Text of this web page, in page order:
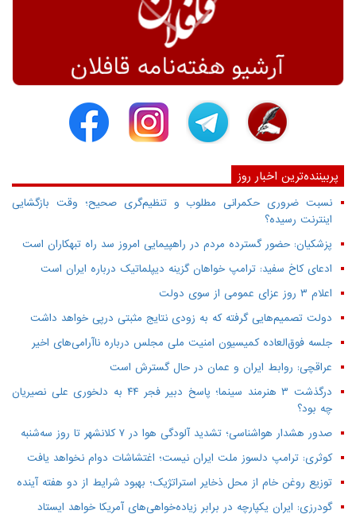
پربیننده‌ترین اخبار روز
نسبت ضروری حکمرانی مطلوب و تنظیم‌گری صحیح؛ وقت بازگشایی
اینترنت رسیده؟
پزشکیان: حضور گسترده مردم در راهپیمایی امروز سد راه تبهکاران است
ادعای کاخ سفید: ترامپ خواهان گزینه دیپلماتیک درباره ایران است
اعلام ۳ روز عزای عمومی از سوی دولت
دولت تصمیم‌هایی گرفته که به زودی نتایج مثبتی درپی خواهد داشت
جلسه فوق‌العاده کمیسیون امنیت ملی مجلس درباره ناآرامی‌های اخیر
عراقچی: روابط ایران و عمان در حال گسترش است
درگذشت ۳ هنرمند سینما؛ پاسخ دبیر فجر ۴۴ به دلخوری علی نصیریان
چه بود؟
صدور هشدار هواشناسی؛ تشدید آلودگی هوا در ۷ کلانشهر تا روز سه‌شنبه
کوثری: ترامپ دلسوز ملت ایران نیست؛ اغتشاشات دوام نخواهد یافت
توزیع روغن خام از محل ذخایر استراتژیک؛ بهبود شرایط از دو هفته آینده
گودرزی: ایران یکپارچه در برابر زیاده‌خواهی‌های آمریکا خواهد ایستاد